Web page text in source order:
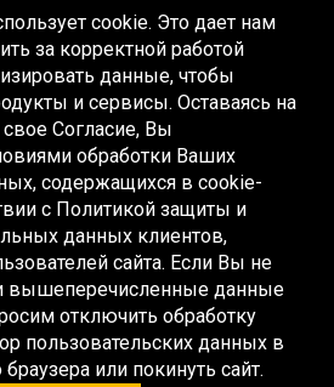
cookie. Это дает нам
за корректной работой
данные, чтобы
и сервисы. Оставаясь на
свое Согласие, Вы
обработки Ваших
содержащихся в cookie-
с Политикой защиты и
данных клиентов,
сайта. Если Вы не
вышеперечисленные данные
отключить обработку
пользовательских данных в
или покинуть сайт.
смазки Kluber
смазки Kluber
смазки Kluber
смазки Kluber
смазки Kluber
смазки Kluber
и скольжения Kluber
скольжения Kluber
смазки Kluber
смазки Kluber
смазки Kluber
смазки Kluber
масла Kluber
масла Kluber